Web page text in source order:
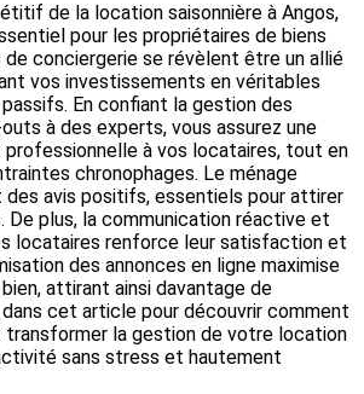
de la location saisonnière à Angos,
pour les propriétaires de biens
de conciergerie se révèlent être un allié
vos investissements en véritables
En confiant la gestion des
à des experts, vous assurez une
à vos locataires, tout en
chronophages. Le ménage
avis positifs, essentiels pour attirer
De plus, la communication réactive et
locataires renforce leur satisfaction et
des annonces en ligne maximise
attirant ainsi davantage de
cet article pour découvrir comment
transformer la gestion de votre location
sans stress et hautement